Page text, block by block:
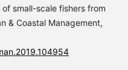
small-scale fishers from
& Coastal Management,